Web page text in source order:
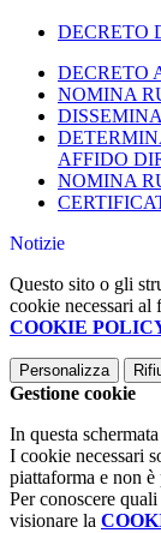
DECRETO
DECRETO
NOMINA
AFFIDO
NOMINA
Notizie
Questo sito o gli
cookie necessari
COOKIE
Personalizza
Gestione cookie
In questa
I cookie necessari
piattaforma e non
Per conoscere
visionare la